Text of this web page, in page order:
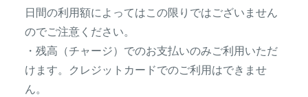
日間の利用額によってはこの限りではございません
のでご注意ください。
・残高（チャージ）でのお支払いのみご利用いただ
けます。クレジットカードでのご利用はできませ
ん。